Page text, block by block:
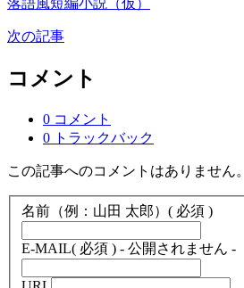
落語風短編小説（仮）
次の記事
コメント
0 コメント
0 トラックバック
この記事へのコメントはありません。
名前（例：山田 太郎） ( 必須 )
E-MAIL( 必須 ) - 公開されません -